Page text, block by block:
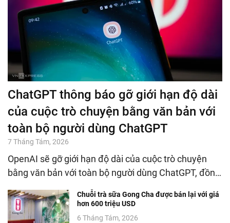
ChatGPT thông báo gỡ giới hạn độ dài
của cuộc trò chuyện bằng văn bản với
toàn bộ người dùng ChatGPT
7 Tháng Tám, 2026
OpenAI sẽ gỡ giới hạn độ dài của cuộc trò chuyện
bằng văn bản với toàn bộ người dùng ChatGPT, đồn…
Chuỗi trà sữa Gong Cha được bán lại với giá
hơn 600 triệu USD
6 Tháng Tám, 2026